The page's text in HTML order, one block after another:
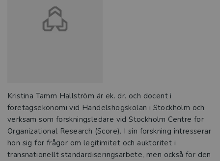
Kristina Tamm Hallström är ek. dr. och docent i
företagsekonomi vid Handelshögskolan i Stockholm och
verksam som forskningsledare vid Stockholm Centre for
Organizational Research (Score). I sin forskning intresserar
hon sig för frågor om legitimitet och auktoritet i
transnationellt standardiseringsarbete, men också för den